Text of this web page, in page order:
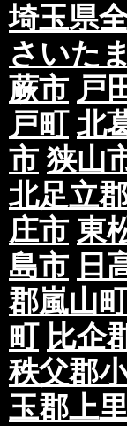
埼玉県
さいた
蕨市 戸
戸町 北
市 狭山
北足立
庄市 東
島市 日
郡嵐山
町 比企
秩父郡
玉郡上